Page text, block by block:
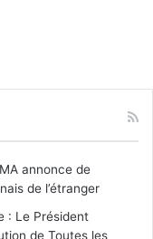
annonce de
de l’étranger
: Le Président
de Toutes les